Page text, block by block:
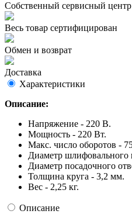
Собственный сервисный центр
Весь товар сертифицирован
Обмен и возврат
Доставка
Характеристики
Описание:
Напряжение - 220 В.
Мощность - 220 Вт.
Макс. число оборотов -
Диаметр шлифовального
Диаметр посадочного
Толщина круга - 3,2 мм.
Вес - 2,25 кг.
Описание